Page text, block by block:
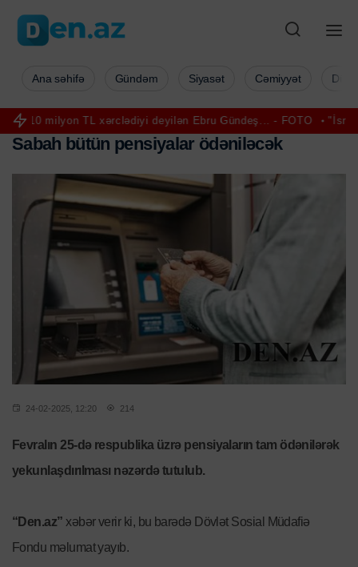
xərclədiyi deyilən Ebru Gündeş... - FOTO "İsrail beynəlxalq
Ana səhifə Gündəm Siyasət Cəmiyyət
Sabah bütün pensiyalar ödəniləcək
24-02-2025, 12:20 214
Fevralın 25-də respublika üzrə pensiyaların tam ödənilərək
yekunlaşdırılması nəzərdə tutulub.
“Den.az” xəbər verir ki, bu barədə Dövlət Sosial Müdafiə
Fondu məlumat yayıb.